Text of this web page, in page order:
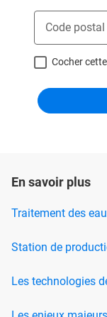
Code postal
Cocher
En savoir plus
Traitement des
Station de
Les technologies